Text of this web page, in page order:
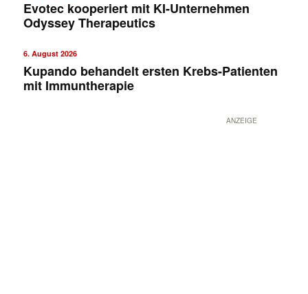
Evotec kooperiert mit KI-Unternehmen
Odyssey Therapeutics
6. August 2026
Kupando behandelt ersten Krebs-Patienten
mit Immuntherapie
ANZEIGE